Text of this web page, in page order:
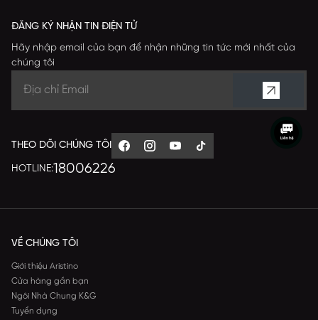
ĐĂNG KÝ NHẬN TIN ĐIỆN TỬ
Hãy nhập email của bạn để nhận những tin tức mới nhất của
chúng tôi
THEO DÕI CHÚNG TÔI
HOTLINE:18006226
VỀ CHÚNG TÔI
Giới thiệu Aristino
Cửa hàng gần bạn
Ngôi Nhà Chung K&G
Tuyển dụng